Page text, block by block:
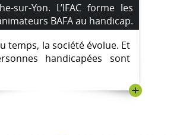
sur-Yon. L’IFAC forme les
BAFA au handicap.
temps, la société évolue. Et
handicapées sont
+